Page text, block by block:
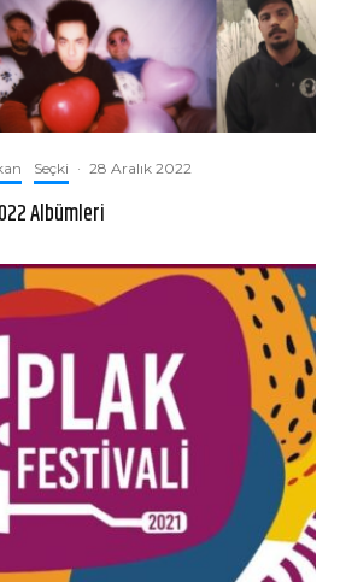
Seçki · 28 Aralık 2022
Albümleri